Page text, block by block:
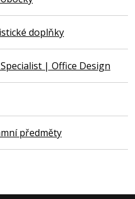
doplňky
| Office Design
předměty